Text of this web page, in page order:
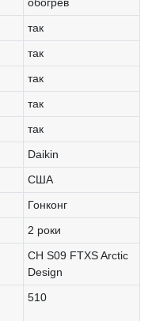
так
так
так
так
так
Daikin
США
Гонконг
2 роки
CH S09 FTXS Arctic
Design
510